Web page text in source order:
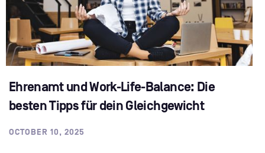
Ehrenamt und Work-Life-Balance: Die
besten Tipps für dein Gleichgewicht
OCTOBER 10, 2025